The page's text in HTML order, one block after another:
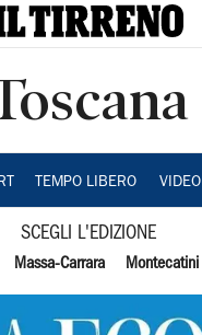
TEMPO LIBERO VIDEO
SCEGLI L'EDIZIONE
Massa-Carrara Montecatini